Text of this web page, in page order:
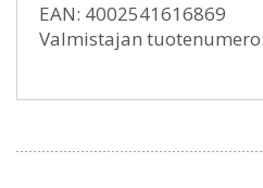
EAN: 4002541616869
Valmistajan